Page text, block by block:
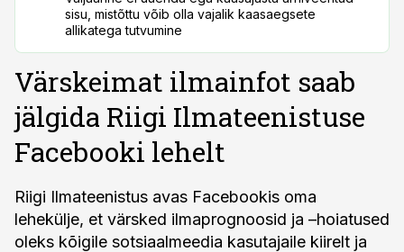
sisu, mistõttu võib olla vajalik kaasaegsete
allikatega tutvumine
Värskeimat ilmainfot saab
jälgida Riigi Ilmateenistuse
Facebooki lehelt
Riigi Ilmateenistus avas Facebookis oma
lehekülje, et värsked ilmaprognoosid ja –hoiatused
oleks kõigile sotsiaalmeedia kasutajaile kiirelt ja